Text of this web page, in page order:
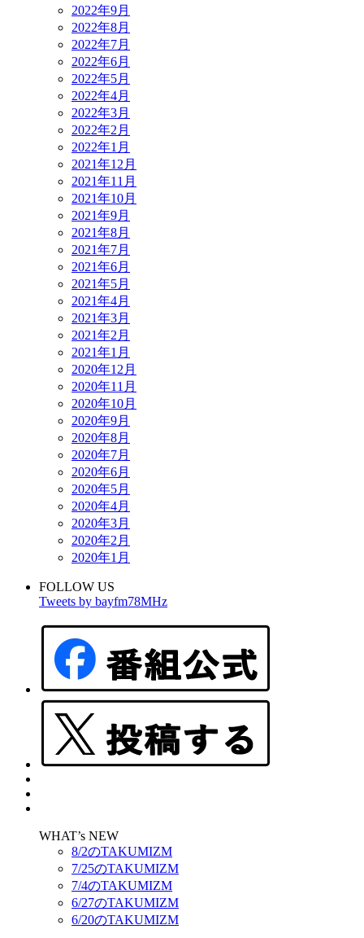
2022年9月
2022年8月
2022年7月
2022年6月
2022年5月
2022年4月
2022年3月
2022年2月
2022年1月
2021年12月
2021年11月
2021年10月
2021年9月
2021年8月
2021年7月
2021年6月
2021年5月
2021年4月
2021年3月
2021年2月
2021年1月
2020年12月
2020年11月
2020年10月
2020年9月
2020年8月
2020年7月
2020年6月
2020年5月
2020年4月
2020年3月
2020年2月
2020年1月
FOLLOW US
Tweets by bayfm78MHz
WHAT’s NEW
8/2のTAKUMIZM
7/25のTAKUMIZM
7/4のTAKUMIZM
6/27のTAKUMIZM
6/20のTAKUMIZM